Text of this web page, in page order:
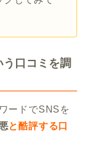
う口コミを調
ードでSNSを
と酷評する口